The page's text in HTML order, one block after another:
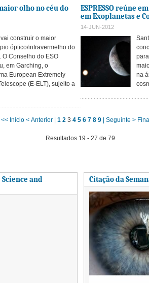
olho no céu do
construir o maior
óptico/infravermelho do
O Conselho do ESO
em Garching, o
European Extremely
(E-ELT), sujeito a
ESPRESSO reúne
em Exoplanetas e
14-JUN-2012
na
<< Início < Anterior | 1 2 3 4 5 6 7 8 9 | Seguinte >
Resultados 19 - 27 de 79
and
Citação da